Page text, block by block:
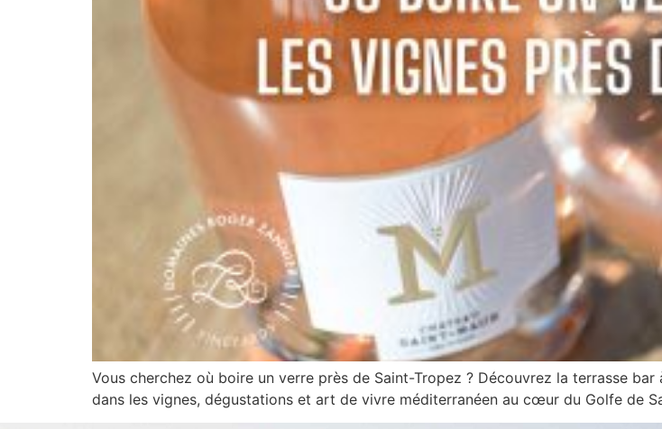
Vous cherchez où boire un verre près de Saint-Tropez ? Découvrez la terrasse
dans les vignes, dégustations et art de vivre méditerranéen au cœur du Golfe de